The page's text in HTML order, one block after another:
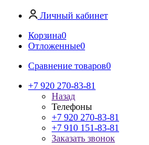
Личный кабинет
Корзина0
Отложенные0
Сравнение товаров0
+7 920 270-83-81
Назад
Телефоны
+7 920 270-83-81
+7 910 151-83-81
Заказать звонок